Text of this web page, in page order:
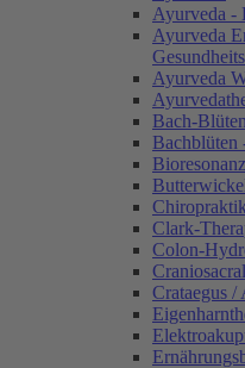
Ayurveda -
Ayurveda
Ayurveda
Bach-
Bachblüten
Chiropraktik
Clark-
Colon-
Crataegus